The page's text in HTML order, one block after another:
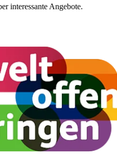
interessante Angebote.